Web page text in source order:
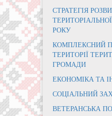
СТРАТЕГІЯ
РОКУ
КОМПЛЕКСНИЙ
ТЕРИТОРІЇ
ГРОМАДИ
ЕКОНОМІКА ТА
СОЦІАЛЬНИЙ
ВЕТЕРАНСЬКА